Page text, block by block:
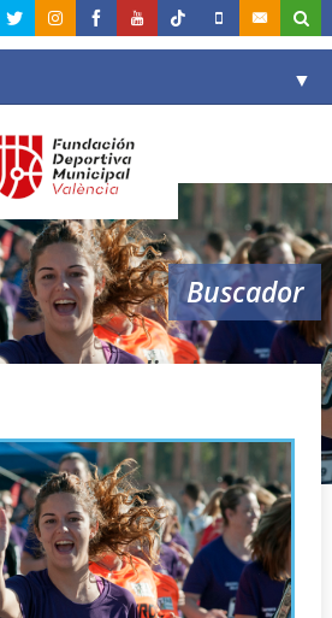
▼
▼
▼
▼
Buscador
dia de la mujer